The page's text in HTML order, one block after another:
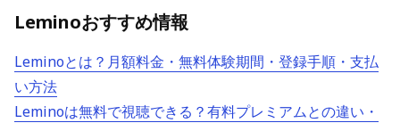
Leminoおすすめ情報
Leminoとは？月額料金・無料体験期間・登録手順・支払
い方法
Leminoは無料で視聴できる？有料プレミアムとの違い・